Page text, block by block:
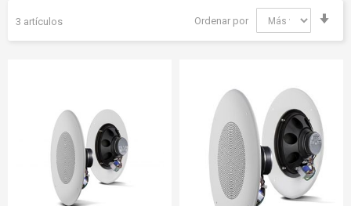
3 artículos Ordenar por